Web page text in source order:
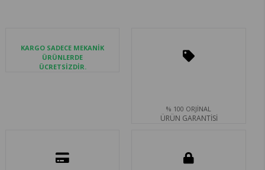
KARGO SADECE MEKANİK
ÜRÜNLERDE
ÜCRETSİZDİR.
% 100 ORJİNAL
ÜRÜN GARANTİSİ